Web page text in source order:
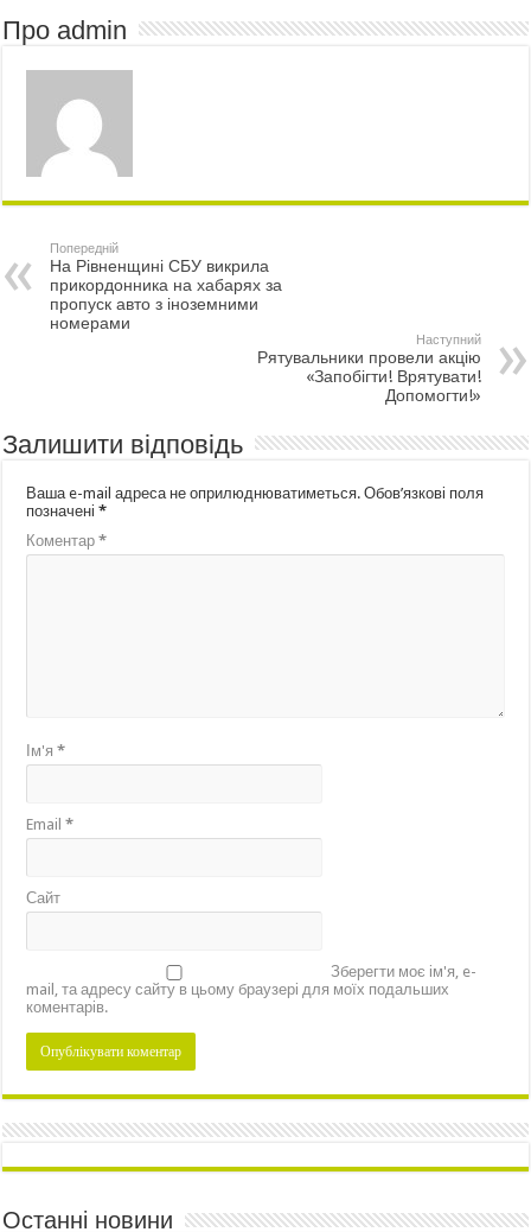
Про admin
Попередній
На Рівненщині СБУ викрила
прикордонника на хабарях за
пропуск авто з іноземними
номерами
Наступний
Рятувальники провели акцію
«Запобігти! Врятувати!
Допомогти!»
Залишити відповідь
Ваша e-mail адреса не оприлюднюватиметься. Обов’язкові поля
позначені*
Коментар*
Ім'я*
Email*
Сайт
Зберегти моє ім'я, e-
mail, та адресу сайту в цьому браузері для моїх подальших
коментарів.
Останні новини